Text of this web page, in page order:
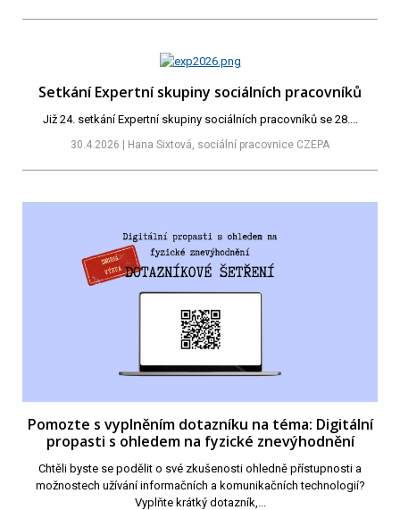
Setkání Expertní skupiny sociálních pracovníků
Již 24. setkání Expertní skupiny sociálních pracovníků se 28....
30.4.2026 | Hana Sixtová, sociální pracovnice CZEPA
Pomozte s vyplněním dotazníku na téma: Digitální
propasti s ohledem na fyzické znevýhodnění
Chtěli byste se podělit o své zkušenosti ohledně přístupnosti a
možnostech užívání informačních a komunikačních technologií?
Vyplňte krátký dotazník,...